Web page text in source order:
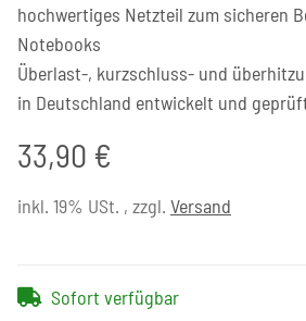
hochwertiges Netzteil zum sicheren
Notebooks
Überlast-, kurzschluss- und
in Deutschland entwickelt und
33,90 €
inkl. 19% USt. , zzgl. Versand
Sofort verfügbar